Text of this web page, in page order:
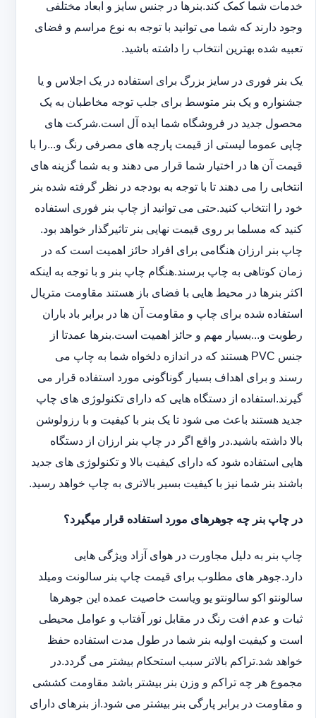
خدمات شما کمک کند.بنرها در جنس سایز و ابعاد مختلفی
وجود دارند که شما می توانید با توجه به نوع مراسم و فضای
تعبیه شده بهترین انتخاب را داشته باشید.
یک بنر فوری در سایز بزرگ برای استفاده در یک اجلاس و یا
جشنواره و یک بنر متوسط برای جلب توجه مخاطبان به یک
محصول جدید در فروشگاه شما ایده آل است.شرکت های
چاپی عموما لیستی از قیمت پارچه های مصرفی رنگ و...را با
قیمت آن ها در اختیار شما قرار می دهند و به شما گزینه های
انتخابی را می دهند تا با توجه به بودجه در نظر گرفته شده بنر
خود را انتخاب کنید.حتی می توانید از چاپ بنر فوری استفاده
کنید که مسلما بر روی قیمت نهایی بنر تاثیرگذار خواهد بود.
چاپ بنر ارزان هنگامی برای افراد حائز اهمیت است که در
زمان کوتاهی به چاپ برسند.هنگام چاپ بنر و با توجه به اینکه
اکثر بنرها در محیط هایی با فضای باز هستند مقاومت متریال
استفاده شده برای چاپ و مقاومت آن ها در برابر باد باران
رطوبت و...بسیار مهم و حائز اهمیت است.بنرها عمدتا از
جنس PVC هستند که در اندازه دلخواه شما به چاپ می
رسند و برای اهداف بسیار گوناگونی مورد استفاده قرار می
گیرند.استفاده از دستگاه هایی که دارای تکنولوژی های چاپ
جدید هستند باعث می شود تا یک بنر با کیفیت و با رزولوشن
بالا داشته باشید.در واقع اگر در چاپ بنر ارزان از دستگاه
هایی استفاده شود که دارای کیفیت بالا و تکنولوژی های جدید
باشند بنر شما نیز با کیفیت بسیر بالاتری به چاپ خواهد رسید.
در چاپ بنر چه جوهرهای مورد استفاده قرار میگیرد؟
چاپ بنر به دلیل مجاورت در هوای آزاد ویژگی هایی
دارد.جوهر های مطلوب برای قیمت چاپ بنر سالونت ‏و‏‏میلد
سالونت‎و ‎‏اکو سالونت‎‎‏و یو وی‎‏است خاصیت عمده این ‏جوهرها
ثبات و عدم افت رنگ در مقابل نور آفتاب و عوامل محیطی
است و کیفیت اولیه بنر شما در طول مدت استفاده حفظ
خواهد شد.‎تراکم بالاتر سبب استحکام بیشتر می گردد.در
مجموع هر چه تراکم و وزن بنر بیشتر باشد مقاومت کششی
و مقاومت در ‏برابر پارگی بنر بیشتر می شود.از بنرهای دارای